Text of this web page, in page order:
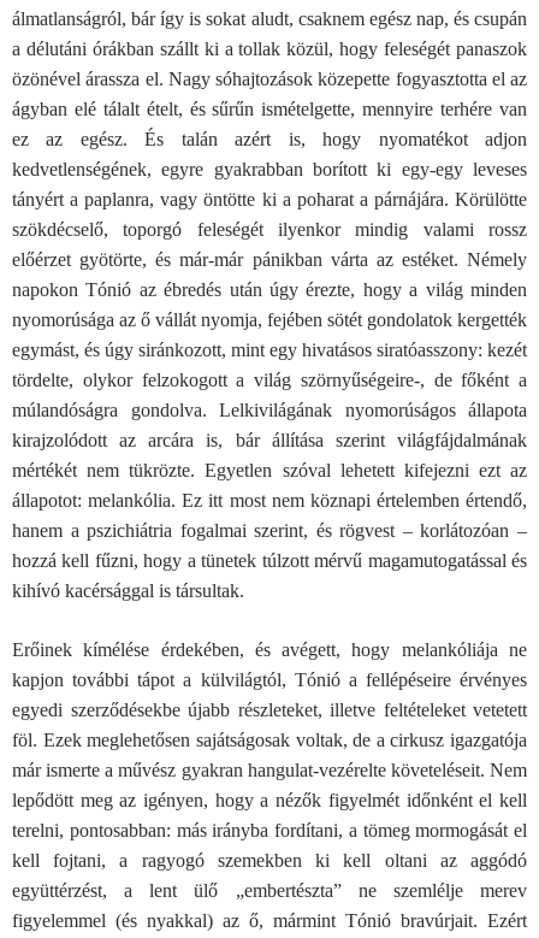
álmatlanságról, bár így is sokat aludt, csaknem egész nap, és csupán
a délutáni órákban szállt ki a tollak közül, hogy feleségét panaszok
özönével árassza el. Nagy sóhajtozások közepette fogyasztotta el az
ágyban elé tálalt ételt, és sűrűn ismételgette, mennyire terhére van
ez az egész. És talán azért is, hogy nyomatékot adjon
kedvetlenségének, egyre gyakrabban borított ki egy-egy leveses
tányért a paplanra, vagy öntötte ki a poharat a párnájára. Körülötte
szökdécselő, toporgó feleségét ilyenkor mindig valami rossz
előérzet gyötörte, és már-már pánikban várta az estéket. Némely
napokon Tónió az ébredés után úgy érezte, hogy a világ minden
nyomorúsága az ő vállát nyomja, fejében sötét gondolatok kergették
egymást, és úgy siránkozott, mint egy hivatásos siratóasszony: kezét
tördelte, olykor felzokogott a világ szörnyűségeire-, de főként a
múlandóságra gondolva. Lelkivilágának nyomorúságos állapota
kirajzolódott az arcára is, bár állítása szerint világfájdalmának
mértékét nem tükrözte. Egyetlen szóval lehetett kifejezni ezt az
állapotot: melankólia. Ez itt most nem köznapi értelemben értendő,
hanem a pszichiátria fogalmai szerint, és rögvest – korlátozóan –
hozzá kell fűzni, hogy a tünetek túlzott mérvű magamutogatással és
kihívó kacérsággal is társultak.
Erőinek kímélése érdekében, és avégett, hogy melankóliája ne
kapjon további tápot a külvilágtól, Tónió a fellépéseire érvényes
egyedi szerződésekbe újabb részleteket, illetve feltételeket vetetett
föl. Ezek meglehetősen sajátságosak voltak, de a cirkusz igazgatója
már ismerte a művész gyakran hangulat-vezérelte követeléseit. Nem
lepődött meg az igényen, hogy a nézők figyelmét időnként el kell
terelni, pontosabban: más irányba fordítani, a tömeg mormogását el
kell fojtani, a ragyogó szemekben ki kell oltani az aggódó
együttérzést, a lent ülő „embertészta” ne szemlélje merev
figyelemmel (és nyakkal) az ő, mármint Tónió bravúrjait. Ezért